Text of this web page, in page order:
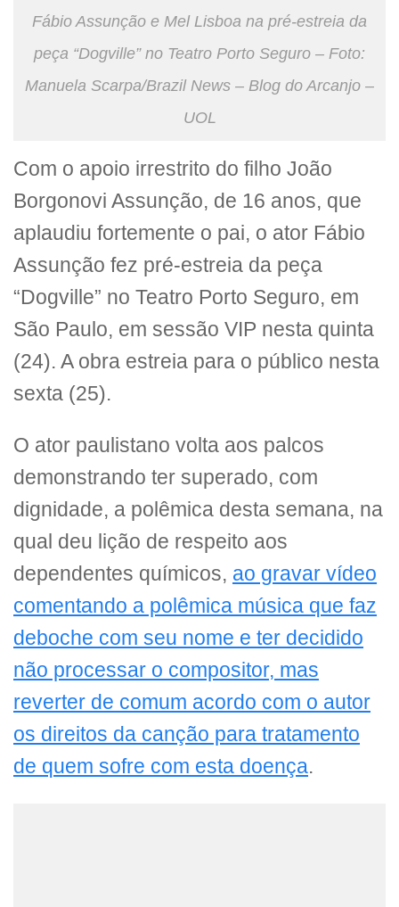
Fábio Assunção e Mel Lisboa na pré-estreia da
peça “Dogville” no Teatro Porto Seguro – Foto:
Manuela Scarpa/Brazil News – Blog do Arcanjo –
UOL
Com o apoio irrestrito do filho João
Borgonovi Assunção, de 16 anos, que
aplaudiu fortemente o pai, o ator Fábio
Assunção fez pré-estreia da peça
“Dogville” no Teatro Porto Seguro, em
São Paulo, em sessão VIP nesta quinta
(24). A obra estreia para o público nesta
sexta (25).
O ator paulistano volta aos palcos
demonstrando ter superado, com
dignidade, a polêmica desta semana, na
qual deu lição de respeito aos
dependentes químicos, ao gravar vídeo
comentando a polêmica música que faz
deboche com seu nome e ter decidido
não processar o compositor, mas
reverter de comum acordo com o autor
os direitos da canção para tratamento
de quem sofre com esta doença.